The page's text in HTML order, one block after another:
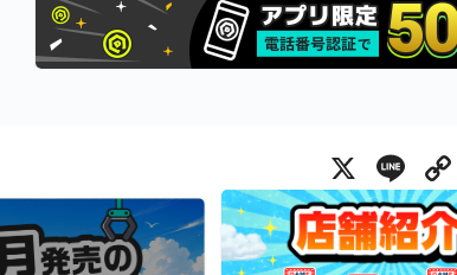
X Line